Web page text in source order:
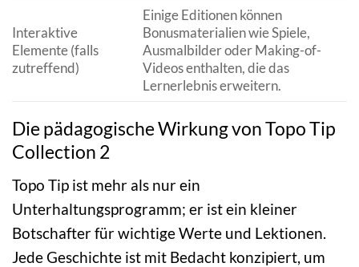
Interaktive
Elemente (falls
zutreffend)
Einige Editionen können
Bonusmaterialien wie Spiele,
Ausmalbilder oder Making-of-
Videos enthalten, die das
Lernerlebnis erweitern.
Die pädagogische Wirkung von Topo Tip
Collection 2
Topo Tip ist mehr als nur ein
Unterhaltungsprogramm; er ist ein kleiner
Botschafter für wichtige Werte und Lektionen.
Jede Geschichte ist mit Bedacht konzipiert, um